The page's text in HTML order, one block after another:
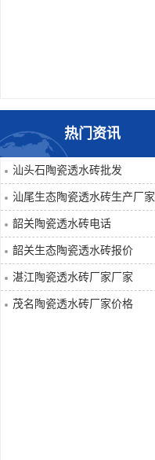
热门资讯
汕头石陶瓷透水砖批发
汕尾生态陶瓷透水砖生产厂家
韶关陶瓷透水砖电话
韶关生态陶瓷透水砖报价
湛江陶瓷透水砖厂家厂家
茂名陶瓷透水砖厂家价格